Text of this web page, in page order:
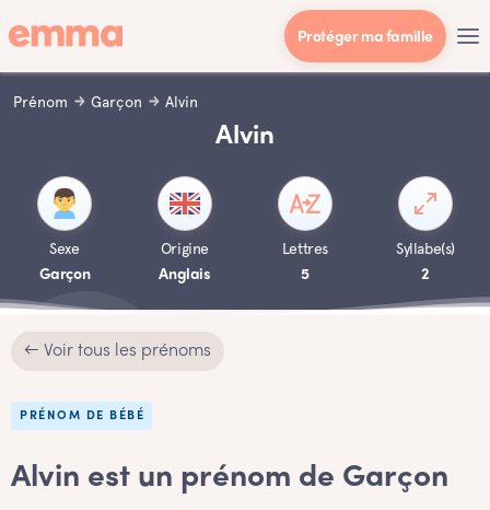
Protéger ma famille
Prénom Garçon Alvin
Alvin
Sexe
Garçon
Origine
Anglais
Lettres
5
Syllabe(s)
2
← Voir tous les prénoms
PRÉNOM DE BÉBÉ
Alvin est un prénom de Garçon